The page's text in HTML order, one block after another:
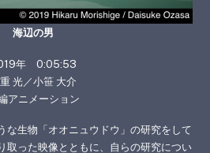
海辺の男
年 0:05:53
光／小笹 大介
アニメーション
な生物「オオニュウドウ」の研究をして
取った映像とともに、自らの研究につい